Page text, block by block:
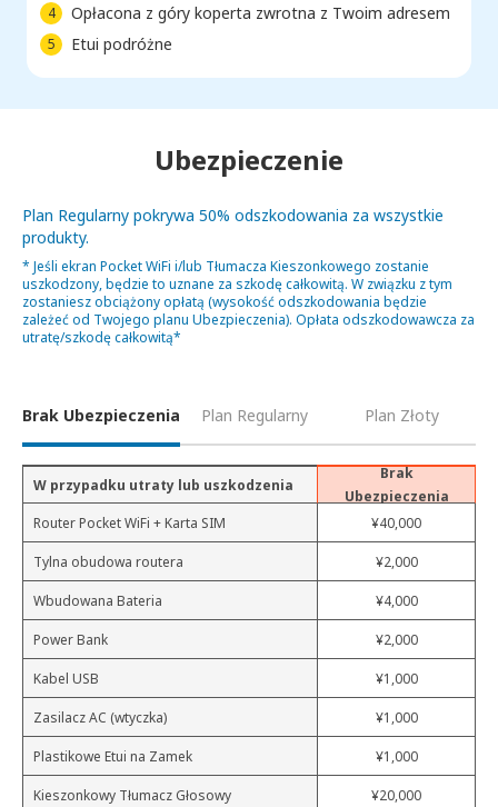
4 Opłacona z góry koperta zwrotna z Twoim adresem
5 Etui podróżne
Ubezpieczenie
Plan Regularny pokrywa 50% odszkodowania za wszystkie
produkty.
* Jeśli ekran Pocket WiFi i/lub Tłumacza Kieszonkowego zostanie
uszkodzony, będzie to uznane za szkodę całkowitą. W związku z tym
zostaniesz obciążony opłatą (wysokość odszkodowania będzie
zależeć od Twojego planu Ubezpieczenia). Opłata odszkodowawcza za
utratę/szkodę całkowitą*
Brak Ubezpieczenia Plan Regularny Plan Złoty
W przypadku utraty lub uszkodzenia
Brak
Ubezpieczenia
Router Pocket WiFi + Karta SIM
¥40,000
Tylna obudowa routera ¥2,000
Wbudowana Bateria ¥4,000
Power Bank ¥2,000
Kabel USB ¥1,000
Zasilacz AC (wtyczka) ¥1,000
Plastikowe Etui na Zamek ¥1,000
Kieszonkowy Tłumacz Głosowy ¥20,000